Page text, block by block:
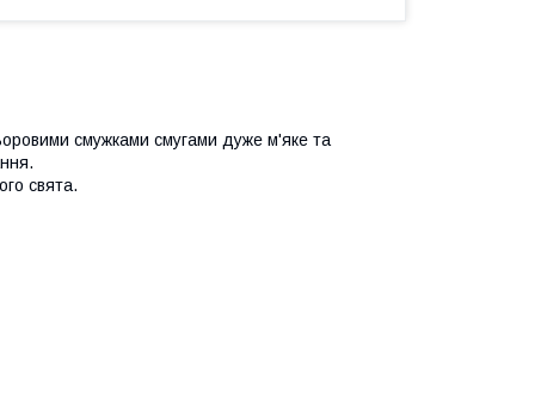
смужками смугами дуже м'яке та
свята.